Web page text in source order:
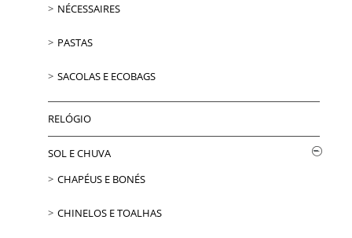
NÉCESSAIRES
PASTAS
SACOLAS E ECOBAGS
RELÓGIO
SOL E CHUVA
CHAPÉUS E BONÉS
CHINELOS E TOALHAS